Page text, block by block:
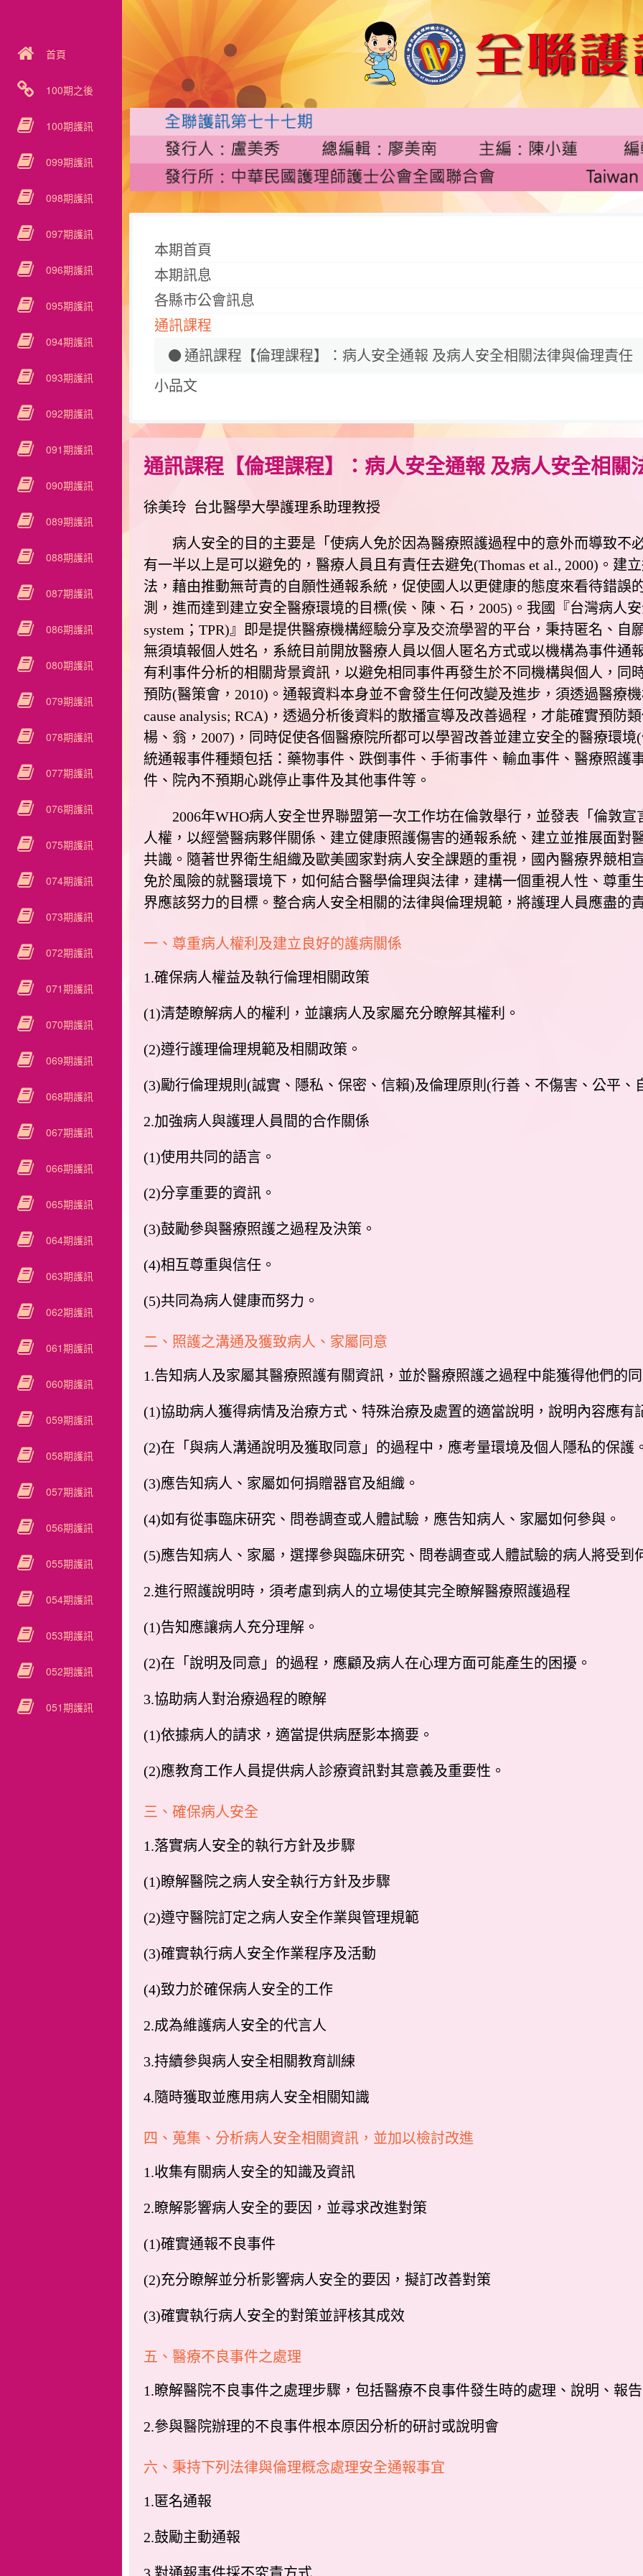
首頁
100期之後
100期護訊
099期護訊
098期護訊
097期護訊
096期護訊
095期護訊
094期護訊
093期護訊
092期護訊
091期護訊
090期護訊
089期護訊
088期護訊
087期護訊
086期護訊
080期護訊
079期護訊
078期護訊
077期護訊
076期護訊
075期護訊
074期護訊
073期護訊
072期護訊
071期護訊
070期護訊
069期護訊
068期護訊
067期護訊
066期護訊
065期護訊
064期護訊
063期護訊
062期護訊
061期護訊
060期護訊
059期護訊
058期護訊
057期護訊
056期護訊
055期護訊
054期護訊
053期護訊
052期護訊
051期護訊
本期首頁
本期訊息
各縣市公會訊息
通訊課程
通訊課程【倫理課程】：病人安全通報 及病人安全相關法律與倫理責任
小品文
通訊課程【倫理課程】：病人安全通報 及病人安全相關
徐美玲 台北醫學大學護理系助理教授
病人安全的目的主要是「使病人免於因為醫療照護過程中的意外而導致不
有一半以上是可以避免的，醫療人員且有責任去避免(Thomas et al., 2000)。建
法，藉由推動無苛責的自願性通報系統，促使國人以更健康的態度來看待錯誤
測，進而達到建立安全醫療環境的目標(侯、陳、石，2005)。我國『台灣病人安
system；TPR)』即是提供醫療機構經驗分享及交流學習的平台，秉持匿名、
無須填報個人姓名，系統目前開放醫療人員以個人匿名方式或以機構為事件通
有利事件分析的相關背景資訊，以避免相同事件再發生於不同機構與個人，同
預防(醫策會，2010)。通報資料本身並不會發生任何改變及進步，須透過醫療
cause analysis; RCA)，透過分析後資料的散播宣導及改善過程，才能確實預防
楊、翁，2007)，同時促使各個醫療院所都可以學習改善並建立安全的醫療環
統通報事件種類包括：藥物事件、跌倒事件、手術事件、輸血事件、醫療照護
件、院內不預期心跳停止事件及其他事件等。
2006年WHO病人安全世界聯盟第一次工作坊在倫敦舉行，並發表「倫敦宣
人權，以經營醫病夥伴關係、建立健康照護傷害的通報系統、建立並推展面對
共識。隨著世界衛生組織及歐美國家對病人安全課題的重視，國內醫療界競相
免於風險的就醫環境下，如何結合醫學倫理與法律，建構一個重視人性、尊重
界應該努力的目標。整合病人安全相關的法律與倫理規範，將護理人員應盡的
一、尊重病人權利及建立良好的護病關係
1.確保病人權益及執行倫理相關政策
(1)清楚瞭解病人的權利，並讓病人及家屬充分瞭解其權利。
(2)遵行護理倫理規範及相關政策。
(3)勵行倫理規則(誠實、隱私、保密、信賴)及倫理原則(行善、不傷害、公平、
2.加強病人與護理人員間的合作關係
(1)使用共同的語言。
(2)分享重要的資訊。
(3)鼓勵參與醫療照護之過程及決策。
(4)相互尊重與信任。
(5)共同為病人健康而努力。
二、照護之溝通及獲致病人、家屬同意
1.告知病人及家屬其醫療照護有關資訊，並於醫療照護之過程中能獲得他們的
(1)協助病人獲得病情及治療方式、特殊治療及處置的適當說明，說明內容應有
(2)在「與病人溝通說明及獲取同意」的過程中，應考量環境及個人隱私的保護
(3)應告知病人、家屬如何捐贈器官及組織。
(4)如有從事臨床研究、問卷調查或人體試驗，應告知病人、家屬如何參與。
(5)應告知病人、家屬，選擇參與臨床研究、問卷調查或人體試驗的病人將受到
2.進行照護說明時，須考慮到病人的立場使其完全瞭解醫療照護過程
(1)告知應讓病人充分理解。
(2)在「說明及同意」的過程，應顧及病人在心理方面可能產生的困擾。
3.協助病人對治療過程的瞭解
(1)依據病人的請求，適當提供病歷影本摘要。
(2)應教育工作人員提供病人診療資訊對其意義及重要性。
三、確保病人安全
1.落實病人安全的執行方針及步驟
(1)瞭解醫院之病人安全執行方針及步驟
(2)遵守醫院訂定之病人安全作業與管理規範
(3)確實執行病人安全作業程序及活動
(4)致力於確保病人安全的工作
2.成為維護病人安全的代言人
3.持續參與病人安全相關教育訓練
4.隨時獲取並應用病人安全相關知識
四、蒐集、分析病人安全相關資訊，並加以檢討改進
1.收集有關病人安全的知識及資訊
2.瞭解影響病人安全的要因，並尋求改進對策
(1)確實通報不良事件
(2)充分瞭解並分析影響病人安全的要因，擬訂改善對策
(3)確實執行病人安全的對策並評核其成效
五、醫療不良事件之處理
1.瞭解醫院不良事件之處理步驟，包括醫療不良事件發生時的處理、說明、報
2.參與醫院辦理的不良事件根本原因分析的研討或說明會
六、秉持下列法律與倫理概念處理安全通報事宜
1.匿名通報
2.鼓勵主動通報